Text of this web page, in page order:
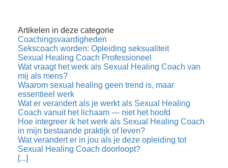
Artikelen in deze categorie
Coachingsvaardigheden
Sekscoach worden: Opleiding seksualiteit
Sexual Healing Coach Professioneel
Wat vraagt het werk als Sexual Healing Coach van
mij als mens?
Waarom sexual healing geen trend is, maar
essentieel werk
Wat er verandert als je werkt als Sexual Healing
Coach vanuit het lichaam — niet het hoofd
Hoe integreer ik het werk als Sexual Healing Coach
in mijn bestaande praktijk of leven?
Wat verandert er in jou als je deze opleiding tot
Sexual Healing Coach doorloopt?
[...]